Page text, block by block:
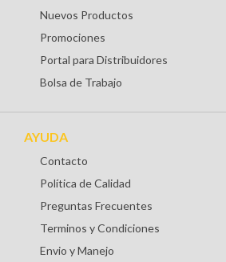
Nuevos Productos
Promociones
Portal para Distribuidores
Bolsa de Trabajo
AYUDA
Contacto
Política de Calidad
Preguntas Frecuentes
Terminos y Condiciones
Envio y Manejo